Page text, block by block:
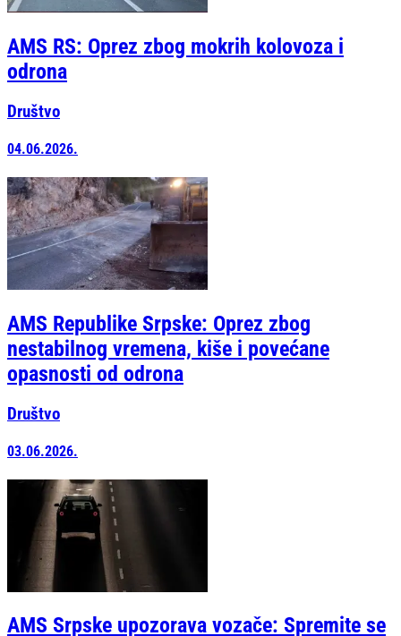
AMS RS: Oprez zbog mokrih kolovoza i
odrona
Društvo
04.06.2026.
AMS Republike Srpske: Oprez zbog
nestabilnog vremena, kiše i povećane
opasnosti od odrona
Društvo
03.06.2026.
AMS Srpske upozorava vozače: Spremite se